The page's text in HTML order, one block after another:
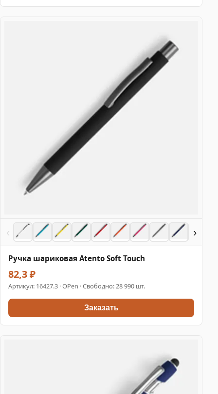
‹ ›
Ручка шариковая Atento Soft Touch
82,3 ₽
Артикул: 16427.3 · OPen · Свободно: 28 990 шт.
Заказать